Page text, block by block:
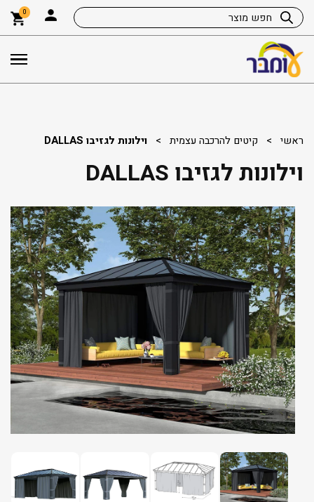
0
ראשי > קיטים להרכבה עצמית > וילונות לגזיבו DALLAS
וילונות לגזיבו DALLAS